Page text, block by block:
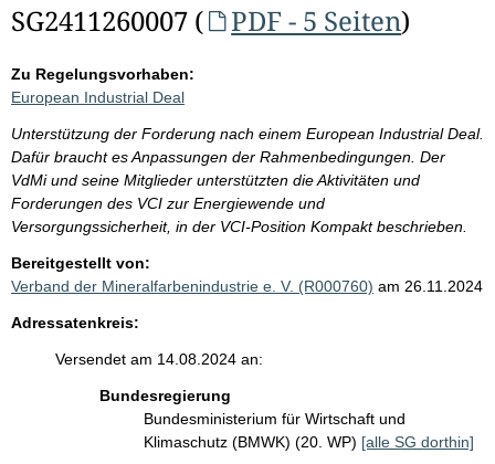
SG2411260007 (
PDF - 5 Seiten)
Zu Regelungsvorhaben:
European Industrial Deal
Unterstützung der Forderung nach einem European Industrial Deal.
Dafür braucht es Anpassungen der Rahmenbedingungen. Der
VdMi und seine Mitglieder unterstützten die Aktivitäten und
Forderungen des VCI zur Energiewende und
Versorgungssicherheit, in der VCI-Position Kompakt beschrieben.
Bereitgestellt von:
Verband der Mineralfarbenindustrie e. V. (R000760) am 26.11.2024
Adressatenkreis:
Versendet am 14.08.2024 an:
Bundesregierung
Bundesministerium für Wirtschaft und
Klimaschutz (BMWK) (20. WP) [alle SG dorthin]